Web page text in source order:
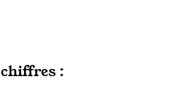
: